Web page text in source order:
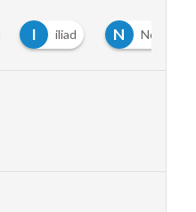
I iliad N Nokia